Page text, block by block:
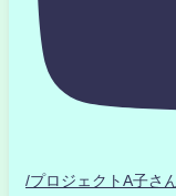
/プロジェクトA子